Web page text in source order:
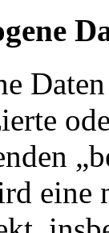
eine